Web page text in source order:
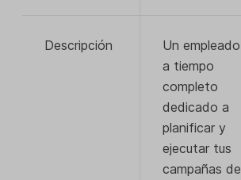
Descripción
Un empleado
a tiempo
completo
dedicado a
planificar y
ejecutar tus
campañas de